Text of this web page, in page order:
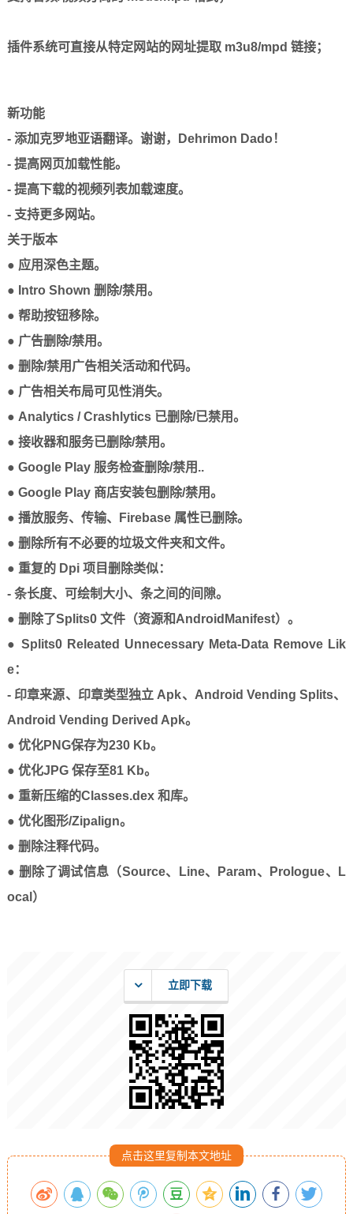
插件系统可直接从特定网站的网址提取 m3u8/mpd 链接；
新功能
- 添加克罗地亚语翻译。谢谢，Dehrimon Dado！
- 提高网页加载性能。
- 提高下载的视频列表加载速度。
- 支持更多网站。
关于版本
● 应用深色主题。
● Intro Shown 删除/禁用。
● 帮助按钮移除。
● 广告删除/禁用。
● 删除/禁用广告相关活动和代码。
● 广告相关布局可见性消失。
● Analytics / Crashlytics 已删除/已禁用。
● 接收器和服务已删除/禁用。
● Google Play 服务检查删除/禁用..
● Google Play 商店安装包删除/禁用。
● 播放服务、传输、Firebase 属性已删除。
● 删除所有不必要的垃圾文件夹和文件。
● 重复的 Dpi 项目删除类似：
- 条长度、可绘制大小、条之间的间隙。
● 删除了Splits0 文件（资源和AndroidManifest）。
● Splits0 Releated Unnecessary Meta-Data Remove Lik
e：
- 印章来源、印章类型独立 Apk、Android Vending Splits、
Android Vending Derived Apk。
● 优化PNG保存为230 Kb。
● 优化JPG 保存至81 Kb。
● 重新压缩的Classes.dex 和库。
● 优化图形/Zipalign。
● 删除注释代码。
● 删除了调试信息（Source、Line、Param、Prologue、L
ocal）
立即下载
点击这里复制本文地址